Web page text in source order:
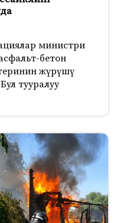
министри
бетон
жүрүшү
тууралуу